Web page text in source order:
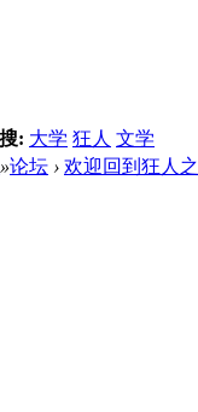
: 大学 狂人 文学
»论坛 › 欢迎回到狂人